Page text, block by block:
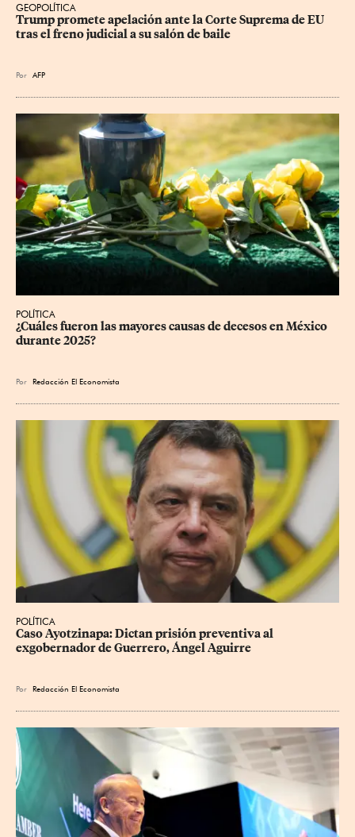
GEOPOLÍTICA
Trump promete apelación ante la Corte Suprema de EU
tras el freno judicial a su salón de baile
Por AFP
POLÍTICA
¿Cuáles fueron las mayores causas de decesos en México
durante 2025?
Por Redacción El Economista
POLÍTICA
Caso Ayotzinapa: Dictan prisión preventiva al
exgobernador de Guerrero, Ángel Aguirre
Por Redacción El Economista